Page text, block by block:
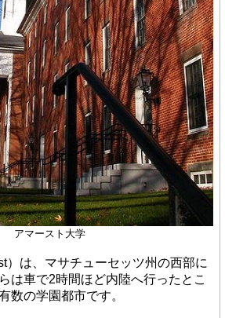
アマースト大学
）は、マサチューセッツ州の西部に
は車で2時間ほど内陸へ行ったとこ
数の学園都市です。